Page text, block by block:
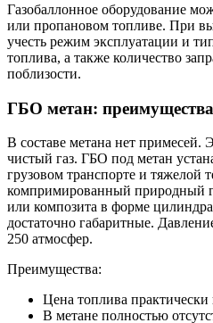
Газобаллонное оборудование
или пропановом топливе. При
учесть режим эксплуатации и
топлива, а также количество
поблизости.
ГБО метан: преимущества
В составе метана нет примесей.
чистый газ. ГБО под метан
грузовом транспорте и тяжелой
компримированный природный
или композита в форме
достаточно габаритные.
250 атмосфер.
Преимущества:
Цена топлива
В метане полностью